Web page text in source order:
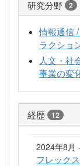
研究分野 2
情報通信
ラクショ
人文・社
事業の変
経歴 12
2024年8月
フレック